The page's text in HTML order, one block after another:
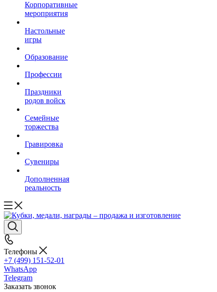
Корпоративные
мероприятия
Настольные
игры
Образование
Профессии
Праздники
родов войск
Семейные
торжества
Гравировка
Сувениры
Дополненная
реальность
Телефоны
+7 (499) 151-52-01
WhatsApp
Telegram
Заказать звонок